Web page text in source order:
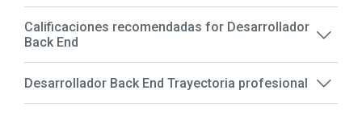
Calificaciones recomendadas for Desarrollador
Back End
Desarrollador Back End Trayectoria profesional